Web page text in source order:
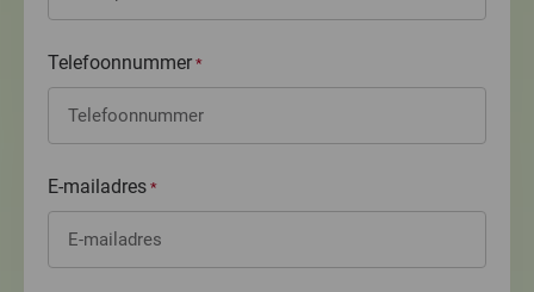
Telefoonnummer *
E-mailadres *